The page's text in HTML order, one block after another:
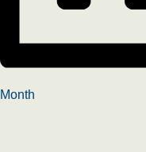
Month